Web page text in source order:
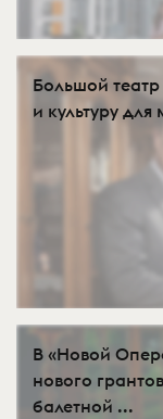
Большой
и культуру
В «Новой
нового
балетной ...